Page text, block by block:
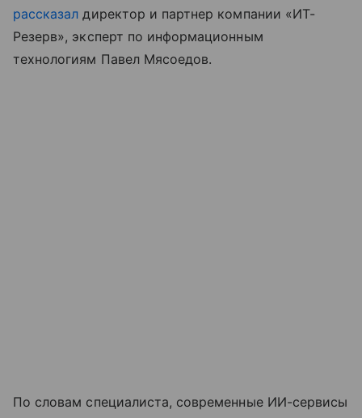
рассказал директор и партнер компании «ИТ-
Резерв», эксперт по информационным
технологиям Павел Мясоедов.
По словам специалиста, современные ИИ-сервисы